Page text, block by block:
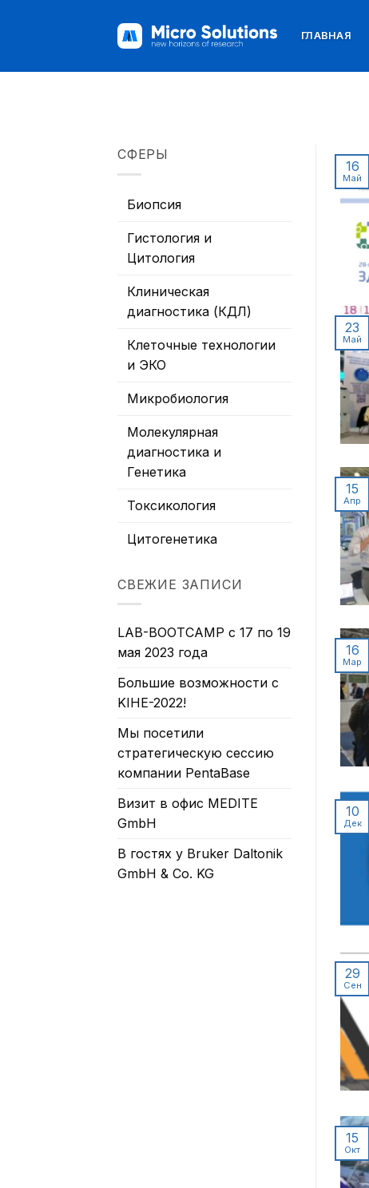
ГЛАВНАЯ
СФЕРЫ
Биопсия
Гистология и
Цитология
Клиническая
диагностика (КДЛ)
Клеточные технологии
и ЭКО
Микробиология
Молекулярная
диагностика и
Генетика
Токсикология
Цитогенетика
СВЕЖИЕ ЗАПИСИ
LAB-BOOTCAMP с 17 по 19
мая 2023 года
Большие возможности с
KIHE-2022!
Мы посетили
стратегическую сессию
компании PentaBase
Визит в офис MEDITE
GmbH
В гостях у Bruker Daltonik
GmbH & Co. KG
16
Май
23
Май
15
Апр
16
Мар
10
Дек
29
Сен
15
Окт